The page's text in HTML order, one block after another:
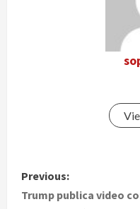
P
o
Previous:
Trump publica video